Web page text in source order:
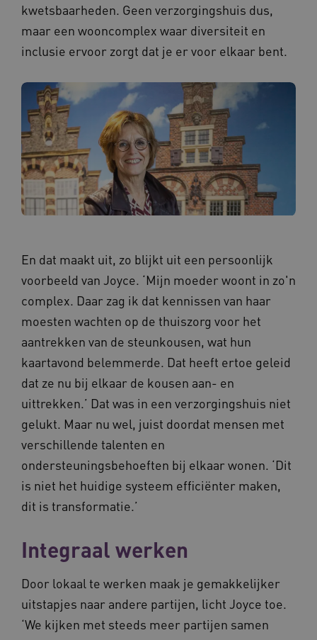
kwetsbaarheden. Geen verzorgingshuis dus,
maar een wooncomplex waar diversiteit en
inclusie ervoor zorgt dat je er voor elkaar bent.
En dat maakt uit, zo blijkt uit een persoonlijk
voorbeeld van Joyce. ‘Mijn moeder woont in zo'n
complex. Daar zag ik dat kennissen van haar
moesten wachten op de thuiszorg voor het
aantrekken van de steunkousen, wat hun
kaartavond belemmerde. Dat heeft ertoe geleid
dat ze nu bij elkaar de kousen aan- en
uittrekken.’ Dat was in een verzorgingshuis niet
gelukt. Maar nu wel, juist doordat mensen met
verschillende talenten en
ondersteuningsbehoeften bij elkaar wonen. ‘Dit
is niet het huidige systeem efficiënter maken,
dit is transformatie.’
Integraal werken
Door lokaal te werken maak je gemakkelijker
uitstapjes naar andere partijen, licht Joyce toe.
‘We kijken met steeds meer partijen samen
VISITOR_PRIVACY_METADATA
YouTube
.youtube.com
BCSessionID vilans.blueconic.net
ARRAffinity
Microsoft
.vilans.nl
ARRAffinitySameSite
Microsoft
Corporation
.vilans.nl
CookieScriptConsent
CookieScript
www.vilans.nl